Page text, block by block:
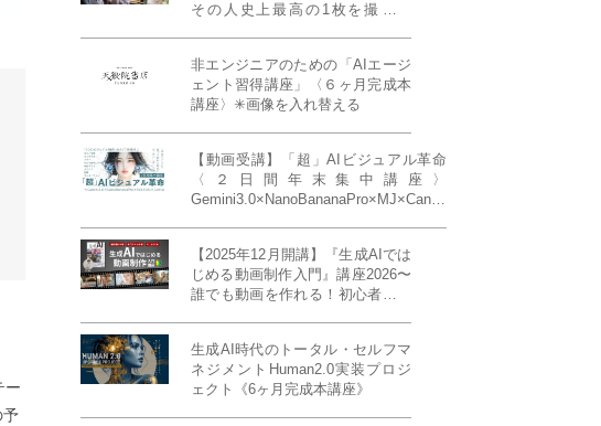
ー
予
その人史上最高の1枚を撮る！
催）」《初参加大歓迎／12名限
定》
非エンジニアのための「AIエージ
ェント習得講座」〈６ヶ月完成本
講座〉✳︎画像を入れ替える
【動画受講】「超」AIビジュアル革命
〈２日間年末集中講座〉
Gemini3.0×NanoBananaPro×MJ×Canva
【2025年12月開講】『生成AIでは
じめる動画制作入門』講座2026〜
誰でも動画を作れる！初心者から
生成AI時代のトータル・セルフマ
ネジメントHuman2.0実装プロジ
ェクト《6ヶ月完成本講座》